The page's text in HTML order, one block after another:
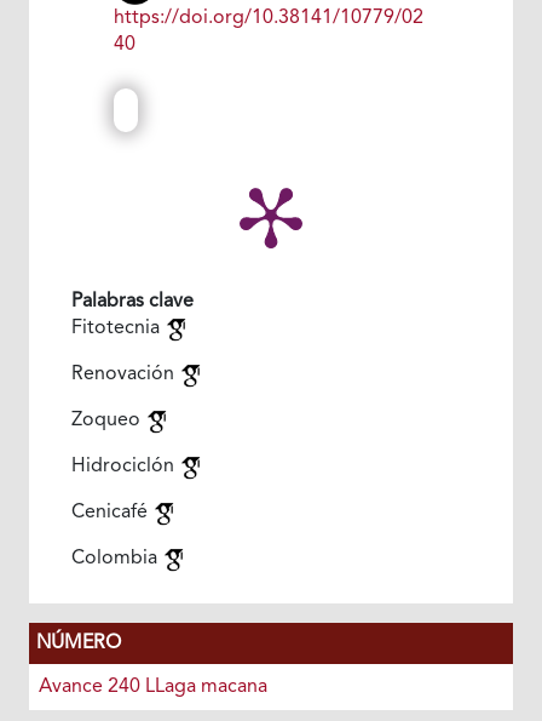
https://doi.org/10.38141/10779/02
40
Palabras clave
Fitotecnia
Renovación
Zoqueo
Hidrociclón
Cenicafé
Colombia
NÚMERO
Avance 240 LLaga macana